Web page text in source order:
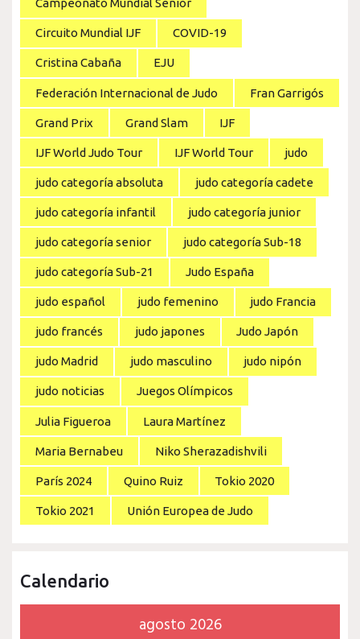
Campeonato Mundial Senior
Circuito Mundial IJF COVID-19
Cristina Cabaña EJU
Federación Internacional de Judo Fran Garrigós
Grand Prix Grand Slam IJF
IJF World Judo Tour IJF World Tour judo
judo categoría absoluta judo categoría cadete
judo categoría infantil judo categoría junior
judo categoría senior judo categoría Sub-18
judo categoría Sub-21 Judo España
judo español judo femenino judo Francia
judo francés judo japones Judo Japón
judo Madrid judo masculino judo nipón
judo noticias Juegos Olímpicos
Julia Figueroa Laura Martínez
Maria Bernabeu Niko Sherazadishvili
París 2024 Quino Ruiz Tokio 2020
Tokio 2021 Unión Europea de Judo
Calendario
agosto 2026